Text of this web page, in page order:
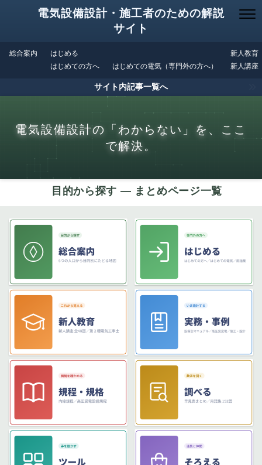
電気設備設計・施工者のための解説
サイト
総合案内
はじめる
はじめての方へ
はじめての電気（専門外の方へ）
新人教育
新人講座
サイト内記事一覧へ
電気設備設計の「わからない」を、ここ
で解決。